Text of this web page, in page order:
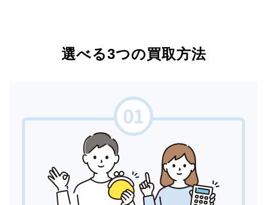
選べる3つの買取方法